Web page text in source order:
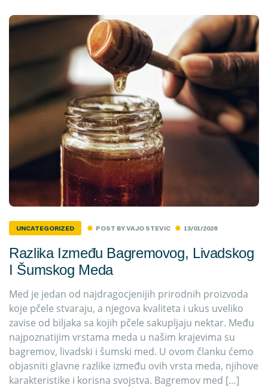
13/01/2026
UNCATEGORIZED POST BYVAJO STEVIC
Razlika Između Bagremovog, Livadskog
I Šumskog Meda
Med je jedan od najdragocjenijih prirodnih proizvoda
koje pčele stvaraju, a njegova kvaliteta i ukus uveliko
zavise od biljaka sa kojih pčele sakupljaju nektar. Među
najpoznatijim vrstama meda u našim krajevima su
bagremov, livadski i šumski med. U ovom članku ćemo
objasniti glavne razlike između ovih vrsta meda, njihove
karakteristike i korisna svojstva. Bagremov med […]